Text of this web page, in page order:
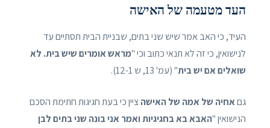
העד מטעמה של האישה
העיד, כי האב אמר שיש שני בתים, שבניית הבית תסתיים עד
לנישואין, כי זה לא תנאי כתוב וכי "מראש אומרים שיש בית. לא
שואלים אם יש בית" (עמ' 13, ש 12-1).
גםאחיה של אמה של האישהציין כי בעת חגיגות חתימת הסכם
הנישואין "האבא בא בחגיגיות ואמר אני בונה שני בתים לבן